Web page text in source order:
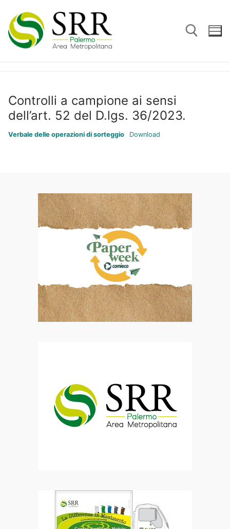
contenuto
Controlli a campione ai sensi
dell’art. 52 del D.lgs. 36/2023.
Verbale delle operazioni di sorteggio Download